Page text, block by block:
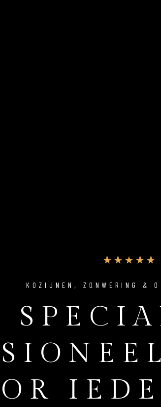
KOZIJNEN, ZONWERING &